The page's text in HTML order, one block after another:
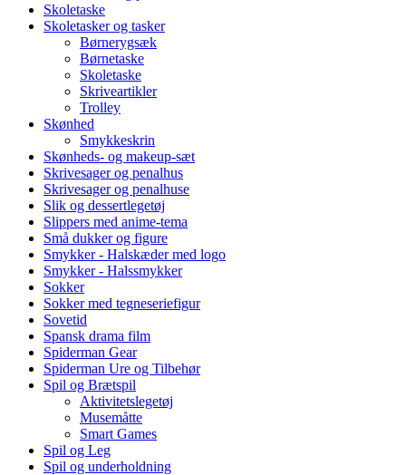
Skoletaske
Skoletasker og tasker
Børnerygsæk
Børnetaske
Skoletaske
Skriveartikler
Trolley
Skønhed
Smykkeskrin
Skønheds- og makeup-sæt
Skrivesager og penalhus
Skrivesager og penalhuse
Slik og dessertlegetøj
Slippers med anime-tema
Små dukker og figure
Smykker - Halskæder med logo
Smykker - Halssmykker
Sokker
Sokker med tegneseriefigur
Sovetid
Spansk drama film
Spiderman Gear
Spiderman Ure og Tilbehør
Spil og Brætspil
Aktivitetslegetøj
Musemåtte
Smart Games
Spil og Leg
Spil og underholdning